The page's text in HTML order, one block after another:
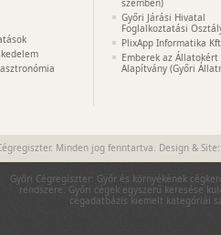
szemben)
Győri Járási Hivatal
Foglalkoztatási
PlixApp Informatika
Emberek az Állatokért
Alapítvány (Győri
Minden jog fenntartva. Design & Site:
Győri Cégregiszter: Győr és környékének
rendszere. Győri cégek egyszerű keresése
cégadatbázis kiemelt kategóriái